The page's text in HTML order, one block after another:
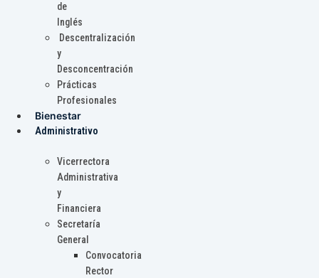
de
Inglés
Descentralización
y
Desconcentración
Prácticas
Profesionales
Bienestar
Administrativo
Vicerrectora
Administrativa
y
Financiera
Secretaría
General
Convocatoria
Rector